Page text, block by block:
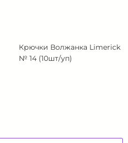
Крючки Волжанка Limerick
№ 14 (10шт/уп)